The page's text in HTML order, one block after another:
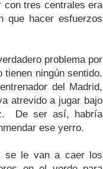
con tres centrales era
que hacer esfuerzos
problema por
ningún sentido.
del Madrid,
atrevido a jugar bajo
De ser así, habría
ese yerro.
se le van a caer los